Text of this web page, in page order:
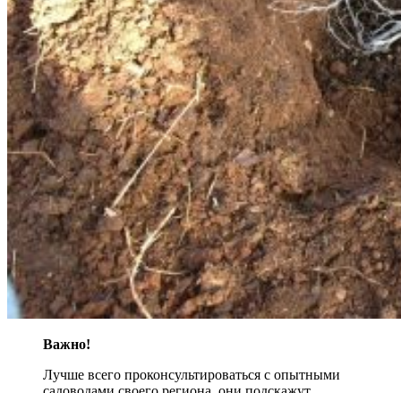
Важно!
Лучше всего проконсультироваться с опытными